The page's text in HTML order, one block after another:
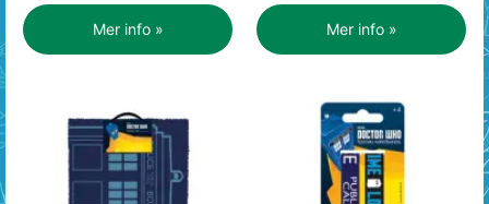
Mer info » Mer info »